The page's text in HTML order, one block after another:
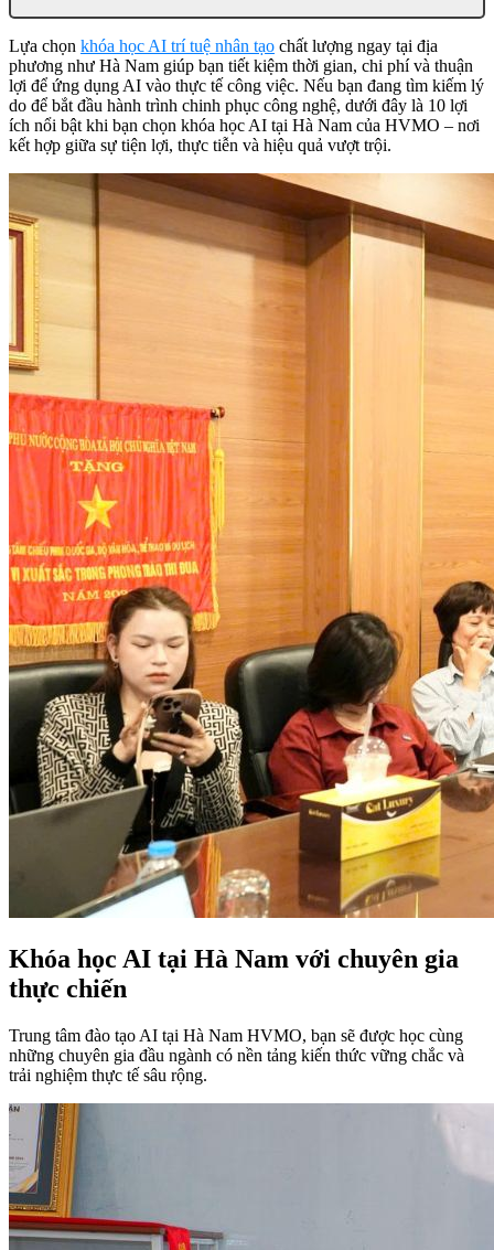
Lựa chọn khóa học AI trí tuệ nhân tạo chất lượng ngay tại địa
phương như Hà Nam giúp bạn tiết kiệm thời gian, chi phí và thuận
lợi để ứng dụng AI vào thực tế công việc. Nếu bạn đang tìm kiếm lý
do để bắt đầu hành trình chinh phục công nghệ, dưới đây là 10 lợi
ích nổi bật khi bạn chọn khóa học AI tại Hà Nam của HVMO – nơi
kết hợp giữa sự tiện lợi, thực tiễn và hiệu quả vượt trội.
Khóa học AI tại Hà Nam với chuyên gia
thực chiến
Trung tâm đào tạo AI tại Hà Nam HVMO, bạn sẽ được học cùng
những chuyên gia đầu ngành có nền tảng kiến thức vững chắc và
trải nghiệm thực tế sâu rộng.